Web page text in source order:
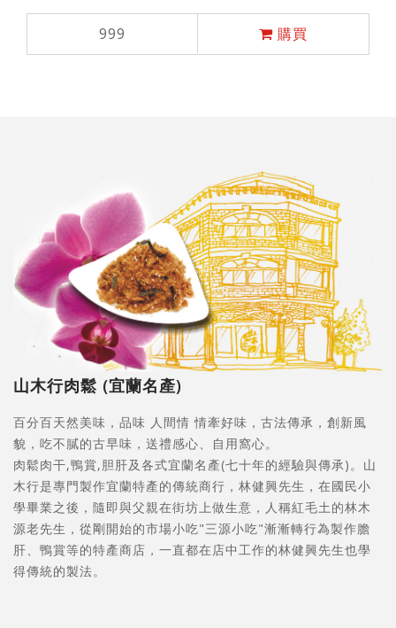
999 購買
山木行肉鬆 (宜蘭名產)
百分百天然美味，品味 人間情 情牽好味，古法傳承，創新風
貌，吃不膩的古早味，送禮感心、自用窩心。
肉鬆肉干,鴨賞,胆肝及各式宜蘭名產(七十年的經驗與傳承)。山
木行是專門製作宜蘭特產的傳統商行，林健興先生，在國民小
學畢業之後，隨即與父親在街坊上做生意，人稱紅毛土的林木
源老先生，從剛開始的市場小吃"三源小吃"漸漸轉行為製作膽
肝、鴨賞等的特產商店，一直都在店中工作的林健興先生也學
得傳統的製法。